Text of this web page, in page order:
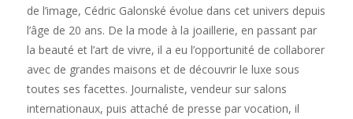
de l’image, Cédric Galonské évolue dans cet univers depuis
l’âge de 20 ans. De la mode à la joaillerie, en passant par
la beauté et l’art de vivre, il a eu l’opportunité de collaborer
avec de grandes maisons et de découvrir le luxe sous
toutes ses facettes. Journaliste, vendeur sur salons
internationaux, puis attaché de presse par vocation, il